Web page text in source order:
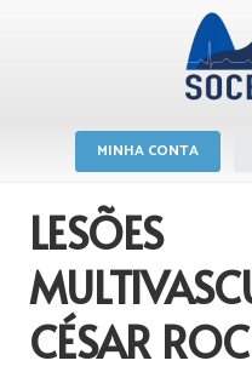
MINHA CONTA
LESÕES
CÉSAR